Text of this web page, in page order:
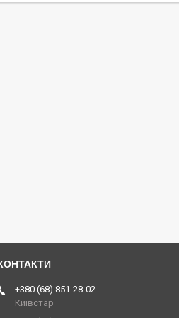
+380 (68) 851-28-02
Київстар